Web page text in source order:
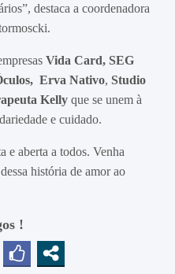
destaca a coordenadora
Vida Card, SEG
Erva Nativo, Studio
Kelly que se unem à
e cuidado.
e aberta a todos. Venha
história de amor ao
!